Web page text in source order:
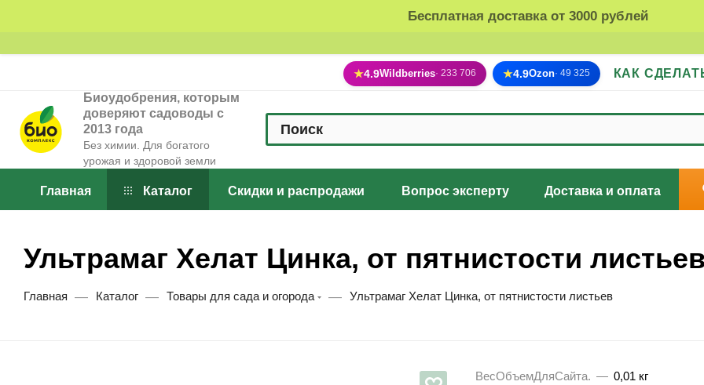
Бесплатная доставка от 3000 рублей
★4.9Wildberries· 233 706 ★4.9Ozon· 49 325 КАК
Биоудобрения, которым
доверяют садоводы с
2013 года
Без химии. Для богатого
урожая и здоровой земли
Главная Каталог Скидки и распродажи Вопрос эксперту Доставка и оплата
Ультрамаг Хелат Цинка, от пятнистости листьев
Главная — Каталог — Товары для сада и огорода — Ультрамаг Хелат Цинка, от пятнистости листьев
ВесОбъемДляСайта. — 0,01 кг